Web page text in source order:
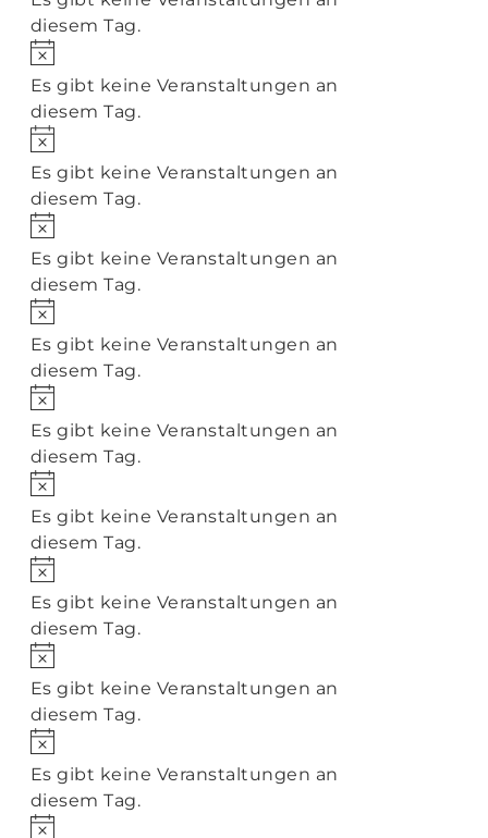
diesem Tag.
Hinweis
Es gibt keine Veranstaltungen an
diesem Tag.
Hinweis
Es gibt keine Veranstaltungen an
diesem Tag.
Hinweis
Es gibt keine Veranstaltungen an
diesem Tag.
Hinweis
Es gibt keine Veranstaltungen an
diesem Tag.
Hinweis
Es gibt keine Veranstaltungen an
diesem Tag.
Hinweis
Es gibt keine Veranstaltungen an
diesem Tag.
Hinweis
Es gibt keine Veranstaltungen an
diesem Tag.
Hinweis
Es gibt keine Veranstaltungen an
diesem Tag.
Hinweis
Es gibt keine Veranstaltungen an
diesem Tag.
Hinweis